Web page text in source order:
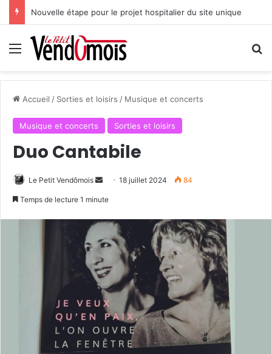
Nouvelle étape pour le projet hospitalier du site unique
Menu
Accueil / Sorties et loisirs / Musique et concerts
Musique et concerts Sorties et loisirs
Duo Cantabile
Le Petit Vendômois
o
y
r
n
c
o
u
18 juillet 2024 84
Temps de lecture 1 minute